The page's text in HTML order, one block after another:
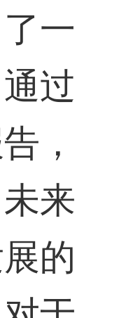
一
过
，
来
的